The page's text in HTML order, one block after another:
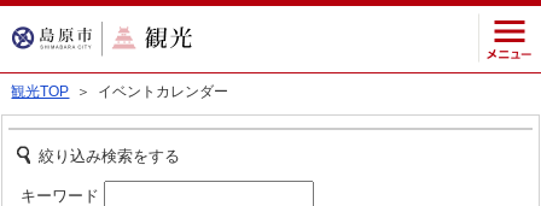
観光TOP ＞ イベントカレンダー
絞り込み検索をする
キーワード